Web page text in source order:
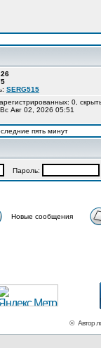
SERG515
0,
Авг 02, 2026 05:51
пять минут
Пароль:
Новые сообщения
© Автор